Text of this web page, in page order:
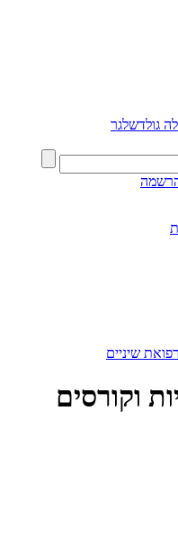
גולדשלגר
שיניים
וקורסים